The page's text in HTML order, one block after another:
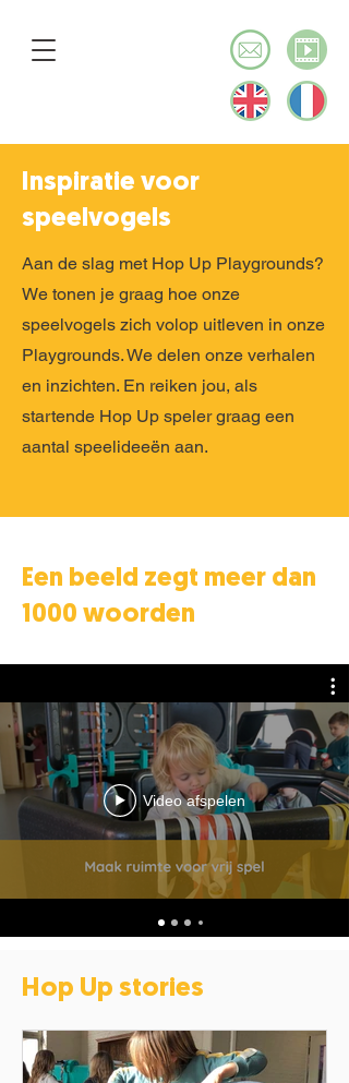
Inspiratie voor
speelvogels
Aan de slag met Hop Up Playgrounds?
We tonen je graag hoe onze
speelvogels zich volop uitleven in onze
Playgrounds. We delen onze verhalen
en inzichten. En reiken jou, als
startende Hop Up speler graag een
aantal speelideeën aan.
Een beeld zegt meer dan
1000 woorden
Video afspelen
Hop Up stories